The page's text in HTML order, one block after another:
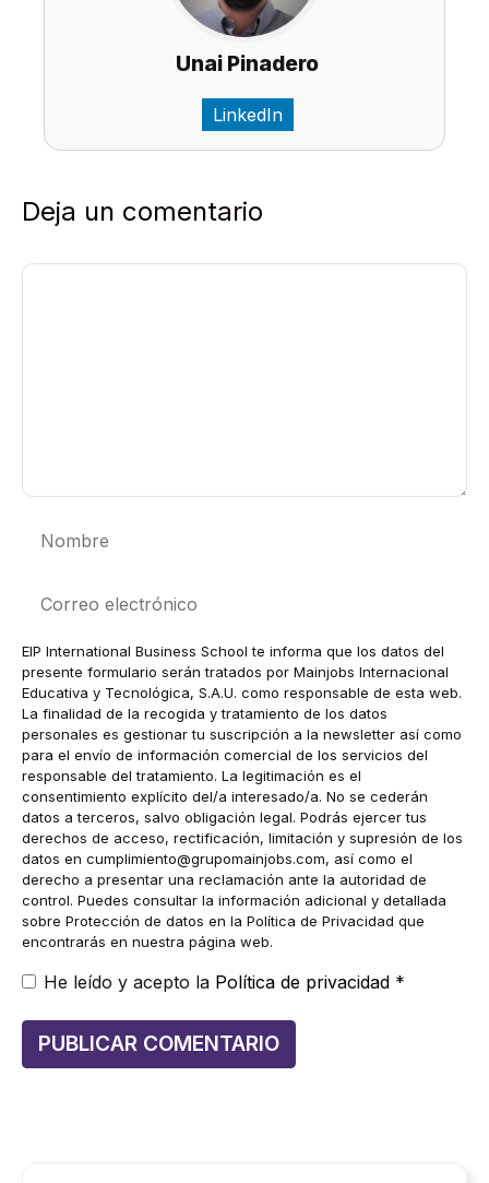
Unai Pinadero
LinkedIn
Deja un comentario
Comentario
electrónico
EIP International Business School te informa que los datos del
presente formulario serán tratados por Mainjobs Internacional
Educativa y Tecnológica, S.A.U. como responsable de esta web.
La finalidad de la recogida y tratamiento de los datos
personales es gestionar tu suscripción a la newsletter así como
para el envío de información comercial de los servicios del
responsable del tratamiento. La legitimación es el
consentimiento explícito del/a interesado/a. No se cederán
datos a terceros, salvo obligación legal. Podrás ejercer tus
derechos de acceso, rectificación, limitación y supresión de los
datos en cumplimiento@grupomainjobs.com, así como el
derecho a presentar una reclamación ante la autoridad de
control. Puedes consultar la información adicional y detallada
sobre Protección de datos en la Política de Privacidad que
encontrarás en nuestra página web.
He leído y acepto la Política de privacidad *